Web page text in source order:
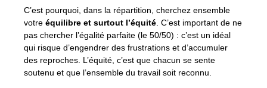
C’est pourquoi, dans la répartition, cherchez ensemble
votre équilibre et surtout l’équité. C’est important de ne
pas chercher l’égalité parfaite (le 50/50) : c’est un idéal
qui risque d’engendrer des frustrations et d’accumuler
des reproches. L’équité, c’est que chacun se sente
soutenu et que l’ensemble du travail soit reconnu.